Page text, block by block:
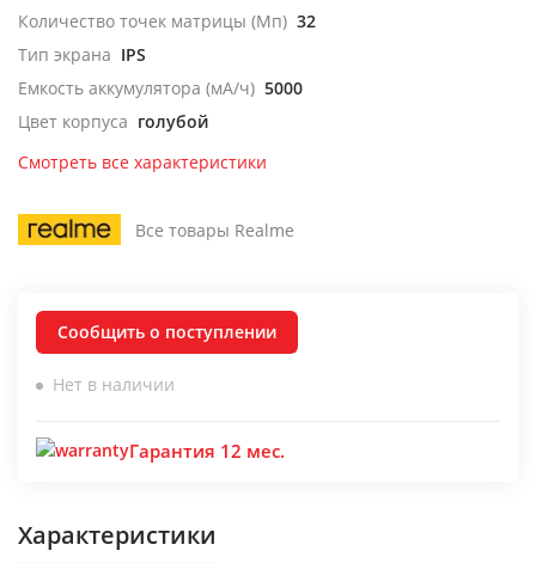
Количество точек матрицы (Мп) 32
Тип экрана IPS
Емкость аккумулятора (мА/ч) 5000
Цвет корпуса голубой
Смотреть все характеристики
Все товары Realme
Сообщить о поступлении
Нет в наличии
Гарантия 12 мес.
Характеристики